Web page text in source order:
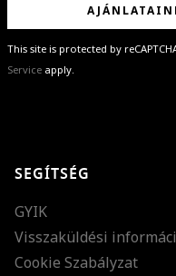
This site is protected by
Service apply.
különleges
SEGÍTSÉG
GYIK
Visszaküldési
Cookie Szabályzat